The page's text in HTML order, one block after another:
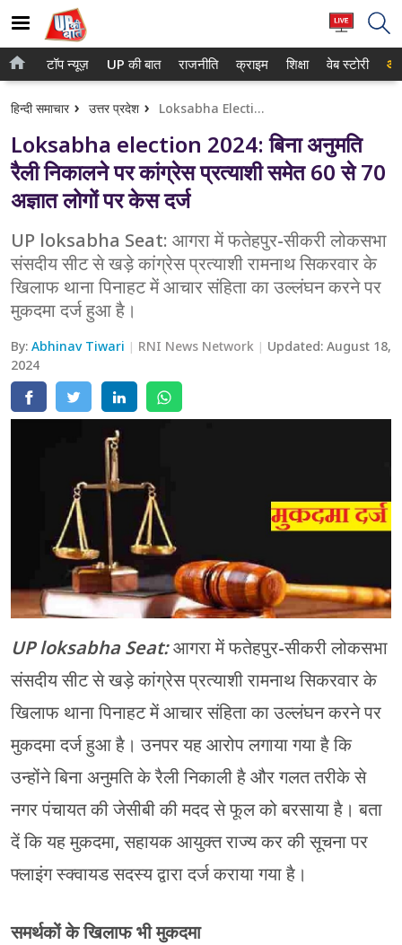
होम
टॉप न्यूज़
UP की बात
राजनीति
क्राइम
शिक्षा
वेब स्टोरी
टॉप न्यूज़ UP की बात राजनीति क्राइम शिक्षा वेब स्टोरी
हिन्दी समाचार उत्तर प्रदेश Loksabha Election 2024: बिना अनुमति रैली निकालने पर कांग्रेस प्रत्याशी समेत 60 से 70 अज्ञात लोगों पर केस दर्ज
Loksabha election 2024: बिना अनुमति
रैली निकालने पर कांग्रेस प्रत्याशी समेत 60 से 70
अज्ञात लोगों पर केस दर्ज
UP loksabha Seat: आगरा में फतेहपुर-सीकरी लोकसभा
संसदीय सीट से खड़े कांग्रेस प्रत्याशी रामनाथ सिकरवार के
खिलाफ थाना पिनाहट में आचार संहिता का उल्लंघन करने पर
मुकदमा दर्ज हुआ है।
By:Abhinav Tiwari RNI News Network Updated:August 18,
2024
UP loksabha Seat:आगरा में फतेहपुर-सीकरी लोकसभा
संसदीय सीट से खड़े कांग्रेस प्रत्याशी रामनाथ सिकरवार के
खिलाफ थाना पिनाहट में आचार संहिता का उल्लंघन करने पर
मुकदमा दर्ज हुआ है। उनपर यह आरोप लगाया गया है कि
उन्होंने बिना अनुमति के रैली निकाली है और गलत तरीके से
नगर पंचायत की जेसीबी की मदद से फूल को बरसाया है। बता
दें कि यह मुकदमा, सहायक आयुक्त राज्य कर की सूचना पर
फ्लाइंग स्क्वायड सदस्य द्वारा दर्ज कराया गया है।
समर्थकों के खिलाफ भी मुकदमा
गाजियाबाद
लखनऊ
कानपुर
वाराणसी
आगरा
अयोध्या
अलीगढ़
मथुरा
प्रयागराज
रामपुर